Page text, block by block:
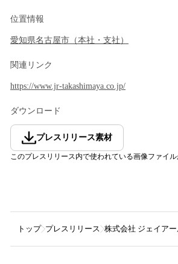
位置情報
愛知県名古屋市 （本社・支社 ）
関連リンク
https://www.jr-takashimaya.co.jp/
ダウンロード
プレスリリース素材
このプレスリリース内で使われている画像ファイ
トップ プレスリリース 株式会社 ジェイア